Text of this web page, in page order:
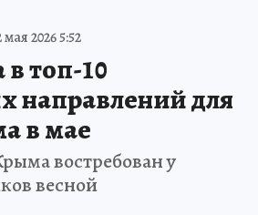
мая 2026 5:52
топ-10
направлений для
в мае
востребован у
весной